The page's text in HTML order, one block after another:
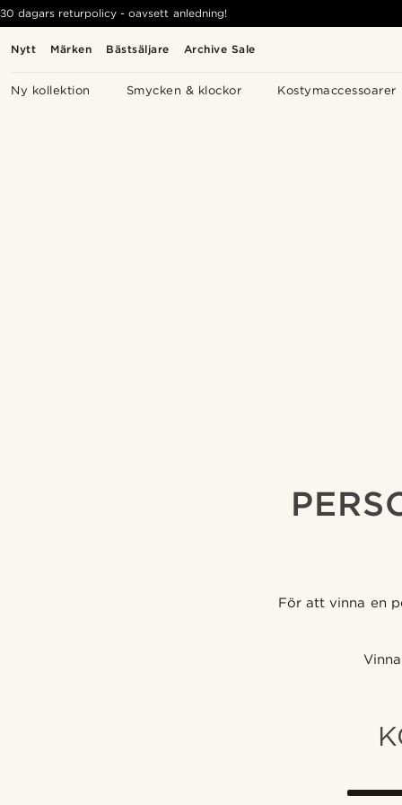
Nytt Märken Bästsäljare Archive Sale
Ny kollektion Smycken & klockor Kostymaccessoarer
30 dagars returpolicy - oavsett anledning!
För att vinna en